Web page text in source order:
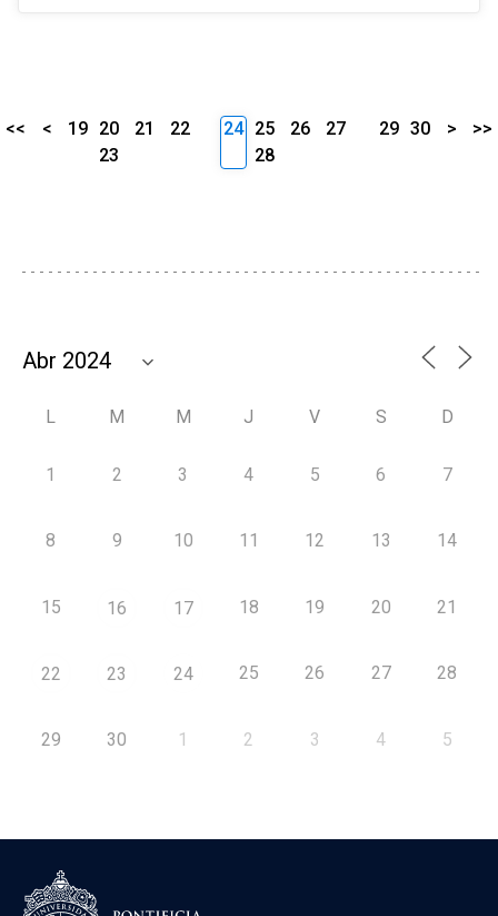
<< < 19 20 21
22
23
24 25 26
27
28
29 30 > >>
L M M J V S D
1 2 3 4 5 6 7
8 9 10 11 12 13 14
15 16 17 18 19 20 21
22 23 24 25 26 27 28
29 30 1 2 3 4 5